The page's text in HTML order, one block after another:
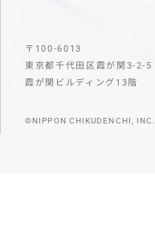
〒100-6013
東京都千代田区霞が関3-2-5
霞が関ビルディング13階
©NIPPON CHIKUDENCHI, INC.